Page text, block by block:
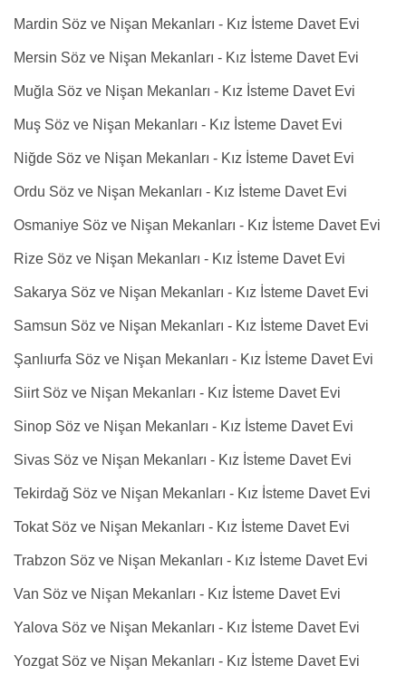
Mardin Söz ve Nişan Mekanları - Kız İsteme Davet Evi
Mersin Söz ve Nişan Mekanları - Kız İsteme Davet Evi
Muğla Söz ve Nişan Mekanları - Kız İsteme Davet Evi
Muş Söz ve Nişan Mekanları - Kız İsteme Davet Evi
Niğde Söz ve Nişan Mekanları - Kız İsteme Davet Evi
Ordu Söz ve Nişan Mekanları - Kız İsteme Davet Evi
Osmaniye Söz ve Nişan Mekanları - Kız İsteme Davet Evi
Rize Söz ve Nişan Mekanları - Kız İsteme Davet Evi
Sakarya Söz ve Nişan Mekanları - Kız İsteme Davet Evi
Samsun Söz ve Nişan Mekanları - Kız İsteme Davet Evi
Şanlıurfa Söz ve Nişan Mekanları - Kız İsteme Davet Evi
Siirt Söz ve Nişan Mekanları - Kız İsteme Davet Evi
Sinop Söz ve Nişan Mekanları - Kız İsteme Davet Evi
Sivas Söz ve Nişan Mekanları - Kız İsteme Davet Evi
Tekirdağ Söz ve Nişan Mekanları - Kız İsteme Davet Evi
Tokat Söz ve Nişan Mekanları - Kız İsteme Davet Evi
Trabzon Söz ve Nişan Mekanları - Kız İsteme Davet Evi
Van Söz ve Nişan Mekanları - Kız İsteme Davet Evi
Yalova Söz ve Nişan Mekanları - Kız İsteme Davet Evi
Yozgat Söz ve Nişan Mekanları - Kız İsteme Davet Evi